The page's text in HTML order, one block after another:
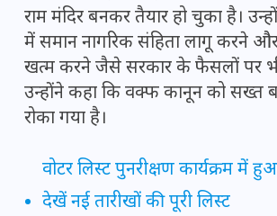
राम मंदिर बनकर तैयार हो चुका है।
में समान नागरिक संहिता लागू करने
खत्म करने जैसे सरकार के फैसलों पर भी
उन्होंने कहा कि वक्फ कानून को सख्त
रोका गया है।
वोटर लिस्ट पुनरीक्षण कार्यक्रम में
देखें नई तारीखों की पूरी लिस्ट